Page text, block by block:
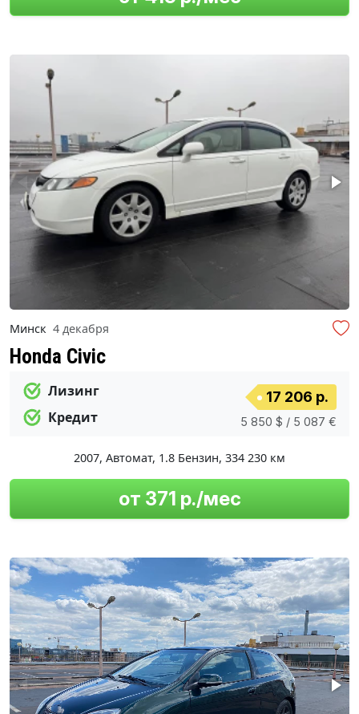
Минск 4 декабря
Honda Civic
Лизинг
Кредит
17 206 р.
5 850 $ / 5 087 €
2007, Автомат, 1.8 Бензин, 334 230 км
от 371 р./мес